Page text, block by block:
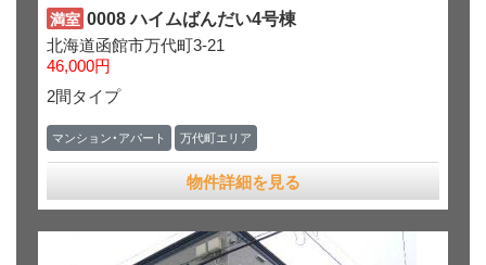
満室 0008 ハイムばんだい4号棟
北海道函館市万代町3-21
46,000円
2間タイプ
マンション・アパート 万代町エリア
物件詳細を見る